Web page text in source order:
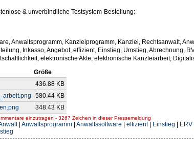
& unverbindliche Testsystem-Bestellung:
Anwaltsprogramm, Kanzleiprogramm, Kanzlei, Rechtsanwalt,
Inkasso, Angebot, effizient, Einstieg, Umstieg, Abrechnung,
elektronische Akte, elektronische Kanzleiarbeit,
Größe
436.88 KB
580.44 KB
348.43 KB
einzutragen - 3267 Zeichen in dieser Pressemeldung
| Anwaltsprogramm Anwaltssoftware effizient| Einstieg ERV